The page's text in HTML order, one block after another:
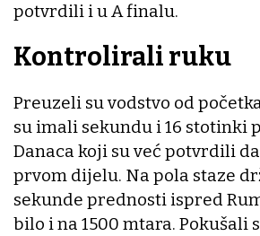
potvrdili i u A finalu.
Kontrolirali ruku
Preuzeli su vodstvo od
su imali sekundu i 16 stotinki
Danaca koji su već potvrdili
prvom dijelu. Na pola staze
sekunde prednosti ispred
bilo i na 1500 mtara. Pokušali